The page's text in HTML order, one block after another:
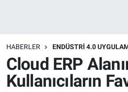
HABERLER ENDÜSTRI 4.0
Cloud ERP
Kullanıcıların
Depolama Çözümleri
İnşaat ve Malzeme